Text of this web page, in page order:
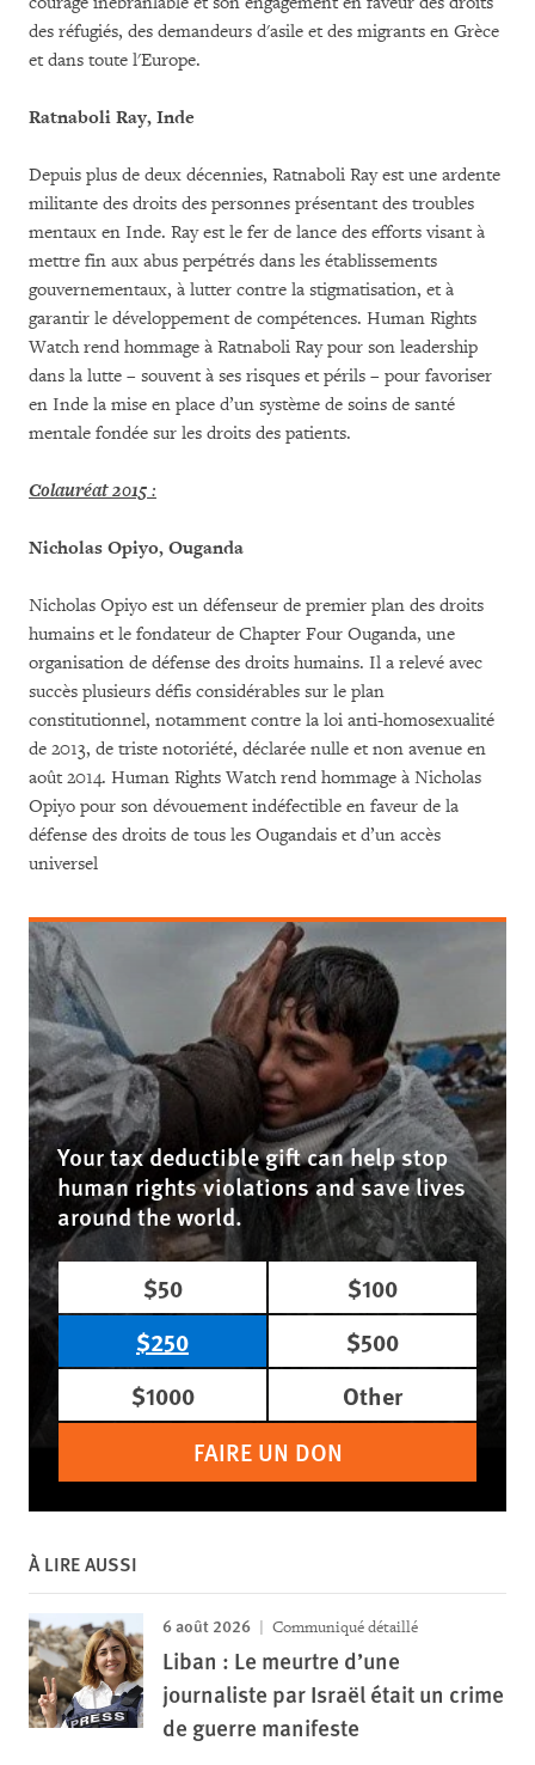
des réfugiés, des demandeurs d'asile et des migrants en Grèce
et dans toute l'Europe.
Ratnaboli Ray, Inde
Depuis plus de deux décennies, Ratnaboli Ray est une ardente
militante des droits des personnes présentant des troubles
mentaux en Inde. Ray est le fer de lance des efforts visant à
mettre fin aux abus perpétrés dans les établissements
gouvernementaux, à lutter contre la stigmatisation, et à
garantir le développement de compétences. Human Rights
Watch rend hommage à Ratnaboli Ray pour son leadership
dans la lutte – souvent à ses risques et périls – pour favoriser
en Inde la mise en place d’un système de soins de santé
mentale fondée sur les droits des patients.
Colauréat 2015 :
Nicholas Opiyo, Ouganda
Nicholas Opiyo est un défenseur de premier plan des droits
humains et le fondateur de Chapter Four Ouganda, une
organisation de défense des droits humains. Il a relevé avec
succès plusieurs défis considérables sur le plan
constitutionnel, notamment contre la loi anti-homosexualité
de 2013, de triste notoriété, déclarée nulle et non avenue en
août 2014. Human Rights Watch rend hommage à Nicholas
Opiyo pour son dévouement indéfectible en faveur de la
défense des droits de tous les Ougandais et d’un accès
universel
Your tax deductible gift can help stop
human rights violations and save lives
around the world.
$50
$100
$250
$500
$1000
Other
FAIRE UN DON
À LIRE AUSSI
6 août 2026 Communiqué détaillé
Liban : Le meurtre d’une
journaliste par Israël était un crime
de guerre manifeste